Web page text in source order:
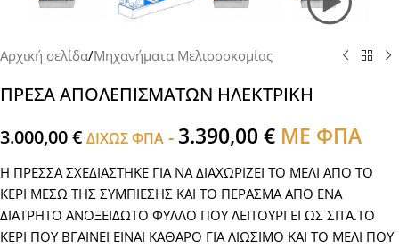
Αρχική σελίδα/Μηχανήματα Μελισσοκομίας
ΠΡΕΣΑ ΑΠΟΛΕΠΙΣΜΑΤΩΝ ΗΛΕΚΤΡΙΚΗ
3.000,00€ ΔΙΧΩΣ ΦΠΑ - 3.390,00€ ΜΕ ΦΠΑ
Η ΠΡΕΣΣΑ ΣΧΕΔΙΑΣΤΗΚΕ ΓΙΑ ΝΑ ΔΙΑΧΩΡΙΖΕΙ ΤΟ ΜΕΛΙ ΑΠΟ ΤΟ
ΚΕΡΙ ΜΕΣΩ ΤΗΣ ΣΥΜΠΙΕΣΗΣ ΚΑΙ ΤΟ ΠΕΡΑΣΜΑ ΑΠΟ ΕΝΑ
ΔΙΑΤΡΗΤΟ ΑΝΟΞΕΙΔΩΤΟ ΦΥΛΛΟ ΠΟΥ ΛΕΙΤΟΥΡΓΕΙ ΩΣ ΣΙΤΑ.ΤΟ
ΚΕΡΙ ΠΟΥ ΒΓΑΙΝΕΙ ΕΙΝΑΙ ΚΑΘΑΡΟ ΓΙΑ ΛΙΩΣΙΜΟ ΚΑΙ ΤΟ ΜΕΛΙ ΠΟΥ